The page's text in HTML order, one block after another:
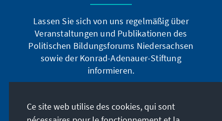
Lassen Sie sich von uns regelmäßig über
Veranstaltungen und Publikationen des
Politischen Bildungsforums Niedersachsen
sowie der Konrad-Adenauer-Stiftung
informieren.
Ce site web utilise des cookies, qui sont